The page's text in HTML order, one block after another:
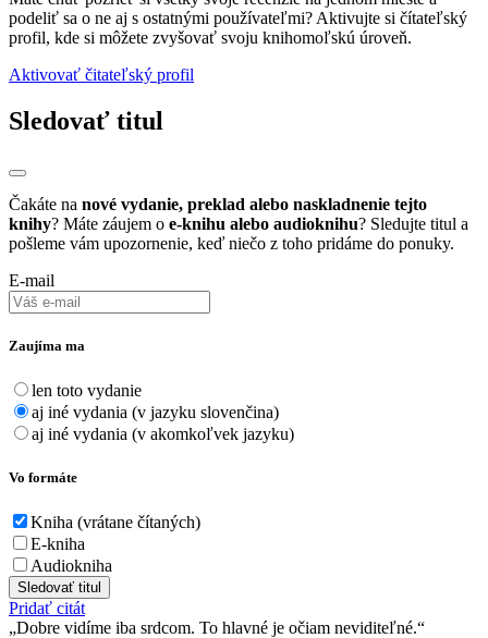
podeliť sa o ne aj s ostatnými používateľmi? Aktivujte si čítateľský
profil, kde si môžete zvyšovať svoju knihomoľskú úroveň.
Aktivovať čitateľský profil
Sledovať titul
Čakáte na nové vydanie, preklad alebo naskladnenie tejto
knihy? Máte záujem o e-knihu alebo audioknihu? Sledujte titul a
pošleme vám upozornenie, keď niečo z toho pridáme do ponuky.
E-mail
Zaujíma ma
len toto vydanie
aj iné vydania (v jazyku slovenčina)
aj iné vydania (v akomkoľvek jazyku)
Vo formáte
Kniha (vrátane čítaných)
E-kniha
Audiokniha
Sledovať titul
Pridať citát
Dobre vidíme iba srdcom. To hlavné je očiam neviditeľné.